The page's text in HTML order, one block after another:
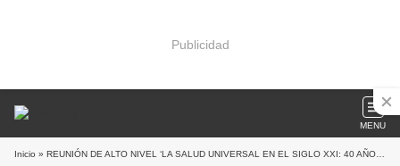
Publicidad
MENU
Inicio » REUNIÓN DE ALTO NIVEL ‘LA SALUD UNIVERSAL EN EL SIGLO XXI: 40 AÑOS DE ALMA ATA’ ECUADOR DICIEMBRE 2017